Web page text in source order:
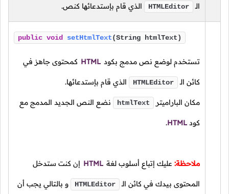
الـ HTMLEditor الذي قام بإستدعائها كنص.
public void setHtmlText(String htmlText)
تستخدم لوضع نص مدمج بكود HTML كمحتوى جاهز في
كائن الـ HTMLEditor الذي قام بإستدعائها.
مكان الباراميتر htmlText نضع النص الجديد المدمج مع
كود HTML
.
ملاحظة: عليك إتباع أسلوب لغة HTML إن كنت ستدخل
المحتوى بيدك في كائن الـ HTMLEditor و بالتالي يجب أن